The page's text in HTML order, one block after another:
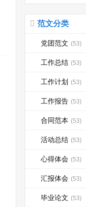
范文分类
党团范文 (53)
工作总结 (53)
工作计划 (53)
工作报告 (53)
合同范本 (53)
活动总结 (53)
心得体会 (53)
汇报体会 (53)
毕业论文 (53)